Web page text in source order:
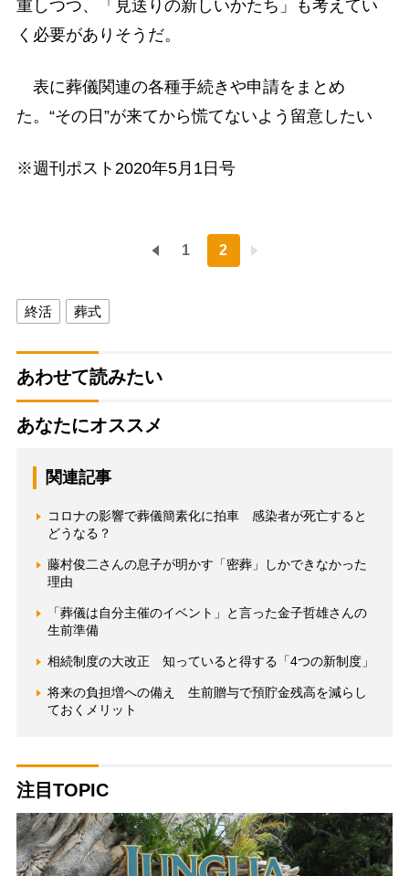
重しつつ、「見送りの新しいかたち」も考えてい
く必要がありそうだ。
表に葬儀関連の各種手続きや申請をまとめ
た。“その日”が来てから慌てないよう留意したい
※週刊ポスト2020年5月1日号
1 2
終活 葬式
あわせて読みたい
あなたにオススメ
関連記事
コロナの影響で葬儀簡素化に拍車 感染者が死亡すると
どうなる？
藤村俊二さんの息子が明かす「密葬」しかできなかった
理由
「葬儀は自分主催のイベント」と言った金子哲雄さんの
生前準備
相続制度の大改正 知っていると得する「4つの新制度」
将来の負担増への備え 生前贈与で預貯金残高を減らし
ておくメリット
注目TOPIC